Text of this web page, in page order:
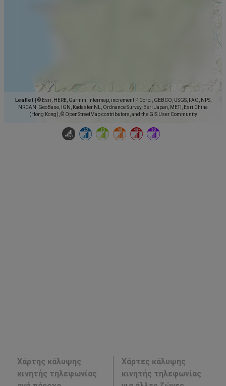
Leaflet
© Esri, HERE, Garmin, Intermap, increment P Corp., GEBCO, USGS, FAO, NPS,
NRCAN, GeoBase, IGN, Kadaster NL, Ordnance Survey, Esri Japan, METI, Esri China
(Hong Kong), © OpenStreetMap contributors, and the GIS User Community
Χάρτης κάλυψης
κινητής τηλεφωνίας
Χάρτες κάλυψης
κινητής τηλεφωνίας